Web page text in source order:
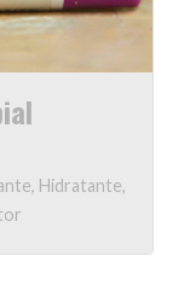
Hidratante,